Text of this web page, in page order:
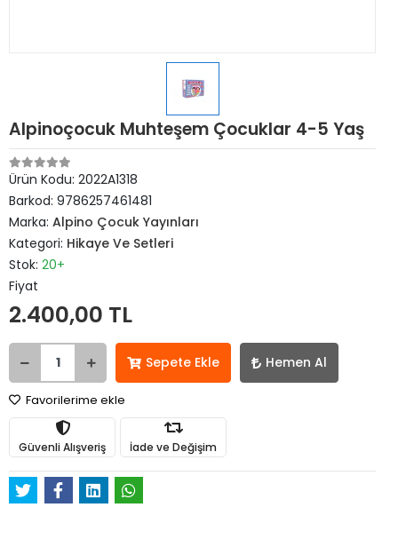
Alpinoçocuk Muhteşem Çocuklar 4-5 Yaş
Ürün Kodu: 2022A1318
Barkod: 9786257461481
Marka: Alpino Çocuk Yayınları
Kategori: Hikaye Ve Setleri
Stok: 20+
Fiyat
2.400,00 TL
Sepete Ekle Hemen Al
Favorilerime ekle
Güvenli Alışveriş İade ve Değişim